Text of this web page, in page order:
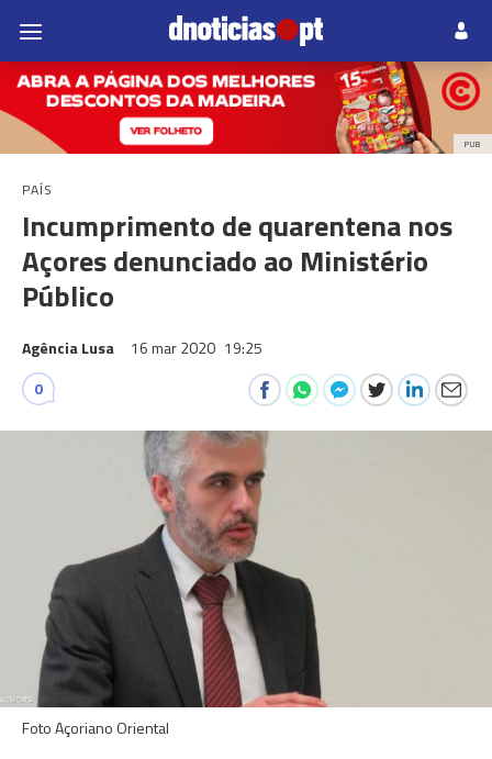
PUB
PAÍS
Incumprimento de quarentena nos
Açores denunciado ao Ministério
Público
Agência Lusa 16 mar 2020 19:25
0
Foto Açoriano Oriental